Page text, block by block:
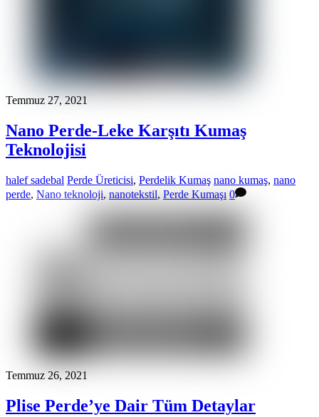
Temmuz 27, 2021
Nano Perde-Leke Karşıtı Kumaş
Teknolojisi
halef sadebal Perde Üreticisi, Perdelik Kumaş nano kumaş, nano
perde, Nano teknoloji, nanotekstil, Perde Kumaşı 0
Temmuz 26, 2021
Plise Perde’ye Dair Tüm Detaylar